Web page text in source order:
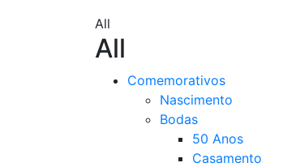
All
All
Comemorativos
Nascimento
Bodas
50 Anos
Casamento